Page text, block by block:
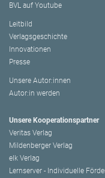
BVL auf Youtube
Leitbild
Verlagsgeschichte
Innovationen
Presse
Unsere Autor:innen
Autor:in werden
Unsere Kooperationspartner
Veritas Verlag
Mildenberger Verlag
elk Verlag
Lernserver - Individuelle